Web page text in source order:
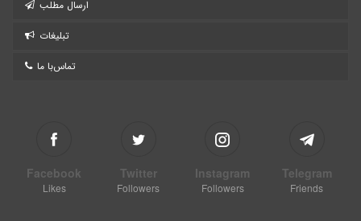
ارسال مطلب
تبلیغات
تماس‌با ما
Facebook
Likes
Twitter
Followers
Instagram
Followers
Telegram
Friends